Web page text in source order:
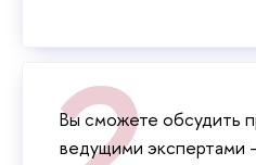
ы сможете обсудить
едущими экспертами